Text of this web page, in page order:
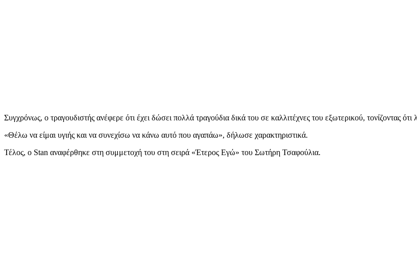
Συγχρόνως, ο τραγουδιστής ανέφερε ότι έχει δώσει πολλά τραγούδια δικά του σε καλλιτέχνες του εξωτερικού, τονίζοντας ότι
«Θέλω να είμαι υγιής και να συνεχίσω να κάνω αυτό που αγαπάω», δήλωσε χαρακτηριστικά.
Τέλος, ο Stan αναφέρθηκε στη συμμετοχή του στη σειρά «Έτερος Εγώ» του Σωτήρη Τσαφούλια.